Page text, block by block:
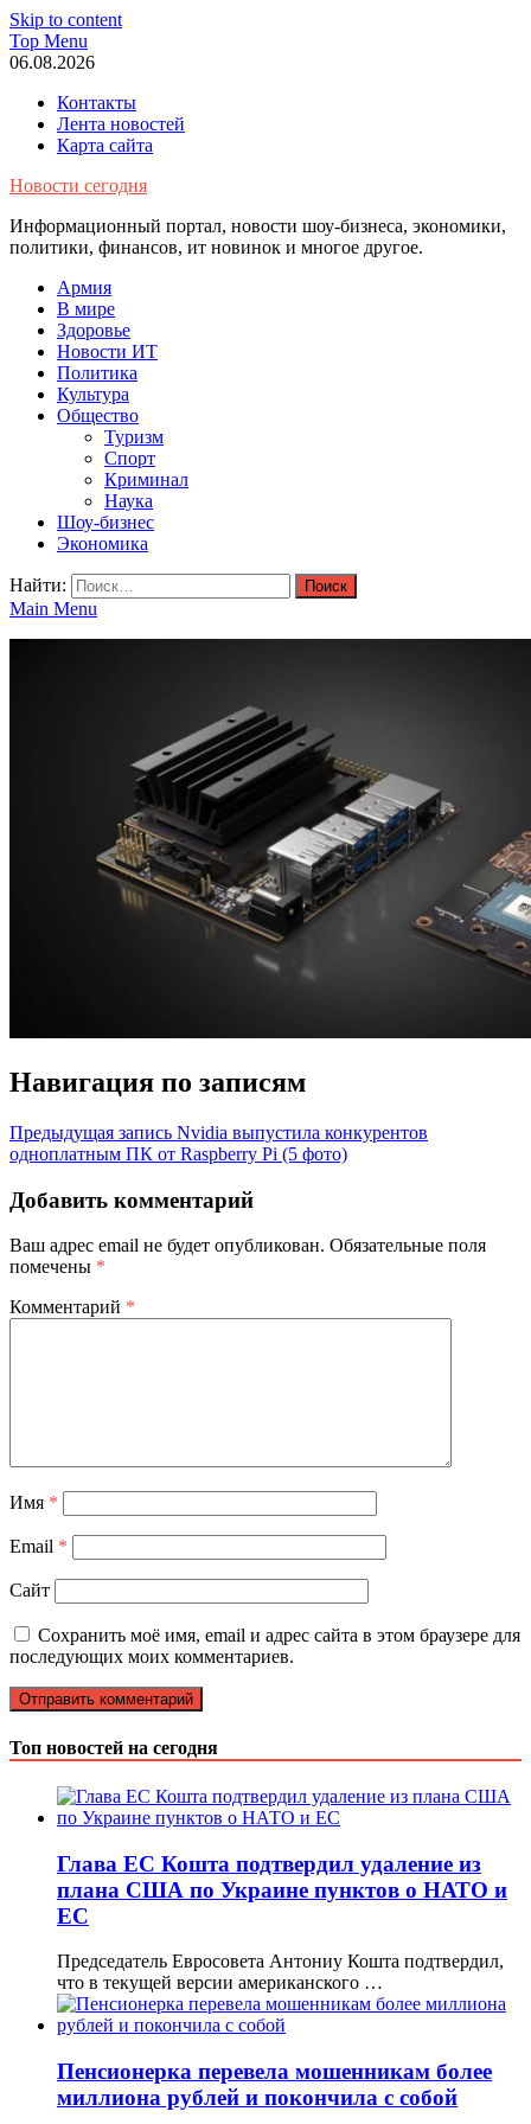
Skip to content
Top Menu
06.08.2026
Контакты
Лента новостей
Карта сайта
Новости сегодня
Информационный портал, новости шоу-бизнеса, экономики,
политики, финансов, ит новинок и многое другое.
Армия
В мире
Здоровье
Новости ИТ
Политика
Культура
Общество
Туризм
Спорт
Криминал
Наука
Шоу-бизнес
Экономика
Найти:
Main Menu
Навигация по записям
Предыдущая запись Nvidia выпустила конкурентов
одноплатным ПК от Raspberry Pi (5 фото)
Добавить комментарий
Ваш адрес email не будет опубликован. Обязательные поля
помечены *
Комментарий *
Имя *
Email *
Сайт
Сохранить моё имя, email и адрес сайта в этом браузере для
последующих моих комментариев.
Топ новостей на сегодня
Глава ЕС Кошта подтвердил удаление из
плана США по Украине пунктов о НАТО и
ЕС
Председатель Евросовета Антониу Кошта подтвердил,
что в текущей версии американского …
Пенсионерка перевела мошенникам более
миллиона рублей и покончила с собой